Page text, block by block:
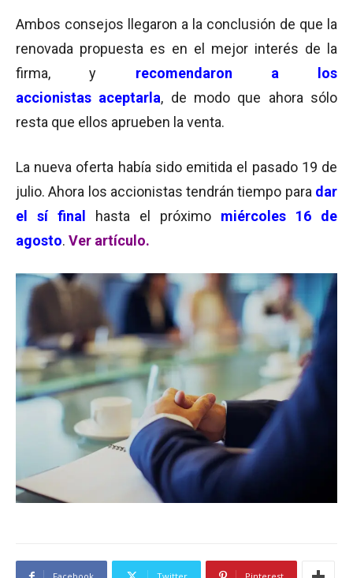
Ambos consejos llegaron a la conclusión de que la
renovada propuesta es en el mejor interés de la
firma, y recomendaron a los
accionistas aceptarla, de modo que ahora sólo
resta que ellos aprueben la venta.
La nueva oferta había sido emitida el pasado 19 de
julio. Ahora los accionistas tendrán tiempo para dar
el sí final
hasta el próximo miércoles 16 de
agosto. Ver artículo.